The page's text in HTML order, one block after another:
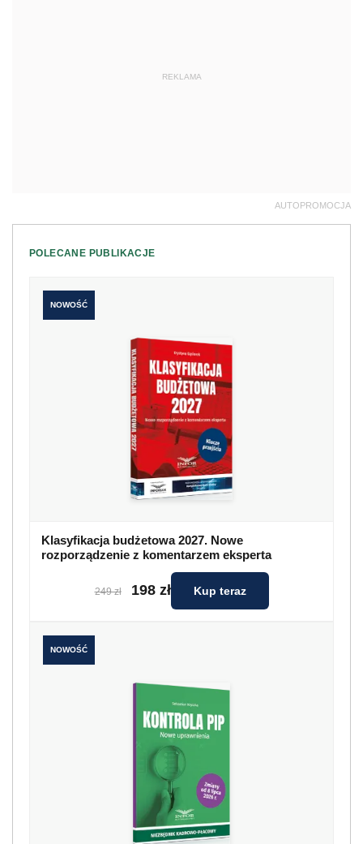
REKLAMA
AUTOPROMOCJA
POLECANE PUBLIKACJE
NOWOŚĆ
Klasyfikacja budżetowa 2027. Nowe
rozporządzenie z komentarzem eksperta
249 zł 198 zł Kup teraz
NOWOŚĆ